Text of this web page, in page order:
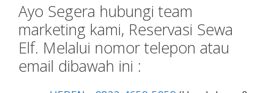
Ayo Segera hubungi team
marketing kami, Reservasi Sewa
Elf. Melalui nomor telepon atau
email dibawah ini :